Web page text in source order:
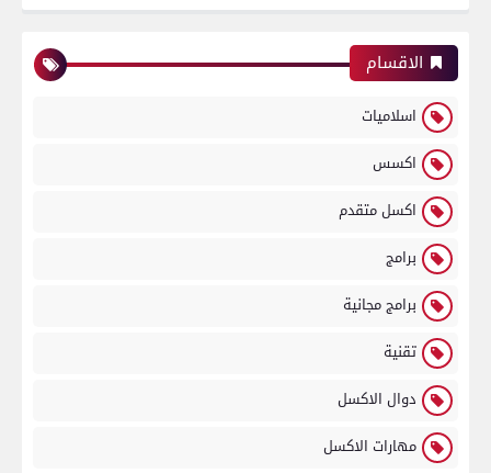
الاقسام
اسلاميات
اكسس
اكسل متقدم
برامج
برامج مجانية
تقنية
دوال الاكسل
مهارات الاكسل